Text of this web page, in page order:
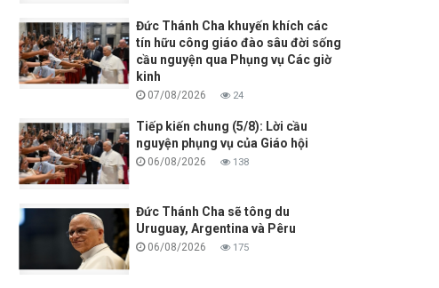
Đức Thánh Cha khuyến khích các
tín hữu công giáo đào sâu đời sống
cầu nguyện qua Phụng vụ Các giờ
kinh
07/08/2026 24
Tiếp kiến chung (5/8): Lời cầu
nguyện phụng vụ của Giáo hội
06/08/2026 138
Đức Thánh Cha sẽ tông du
Uruguay, Argentina và Pêru
06/08/2026 175